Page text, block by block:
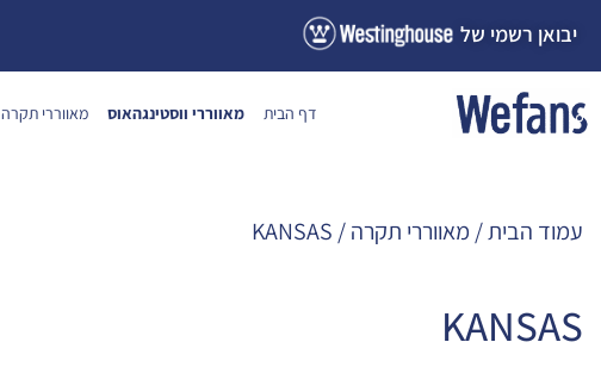
לתוכן
יבואן רשמי של
דף הבית מאווררי ווסטינגהאוס מאווררי תקרה
עמוד הבית/ מאווררי תקרה/ KANSAS
KANSAS